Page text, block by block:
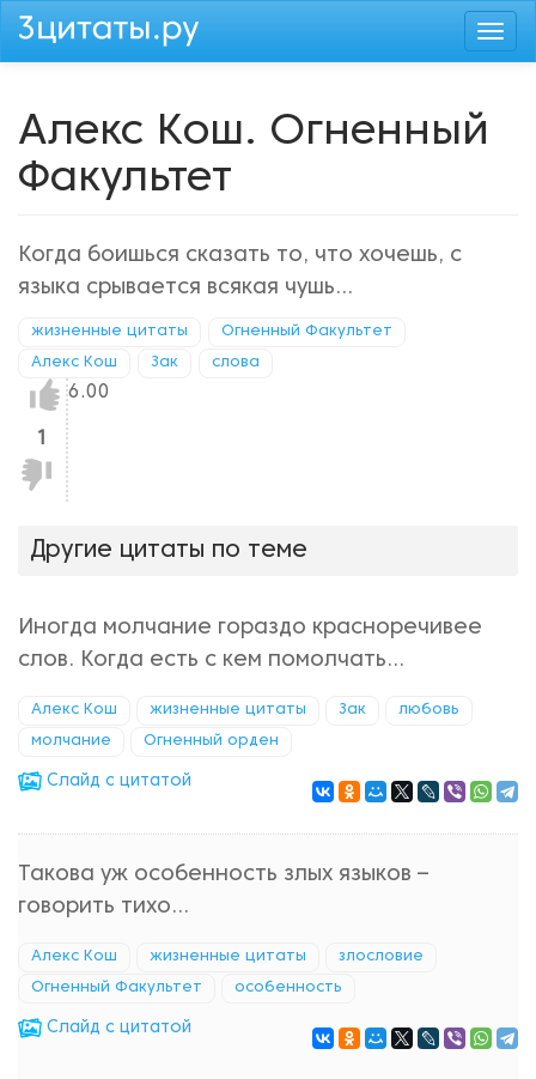
Перейти
Алекс Кош. Огненный
Факультет
Когда боишься сказать то, что хочешь, с
языка срывается всякая чушь...
жизненные цитаты Огненный Факультет
Алекс Кош Зак слова
Нравится!
Не
нравится!
6.00
Другие цитаты по теме
Иногда молчание гораздо красноречивее
слов. Когда есть с кем помолчать...
Алекс Кош жизненные цитаты Зак любовь
молчание Огненный орден
Cлайд с цитатой
Такова уж особенность злых языков –
говорить тихо...
Алекс Кош жизненные цитаты злословие
Огненный Факультет особенность
Cлайд с цитатой